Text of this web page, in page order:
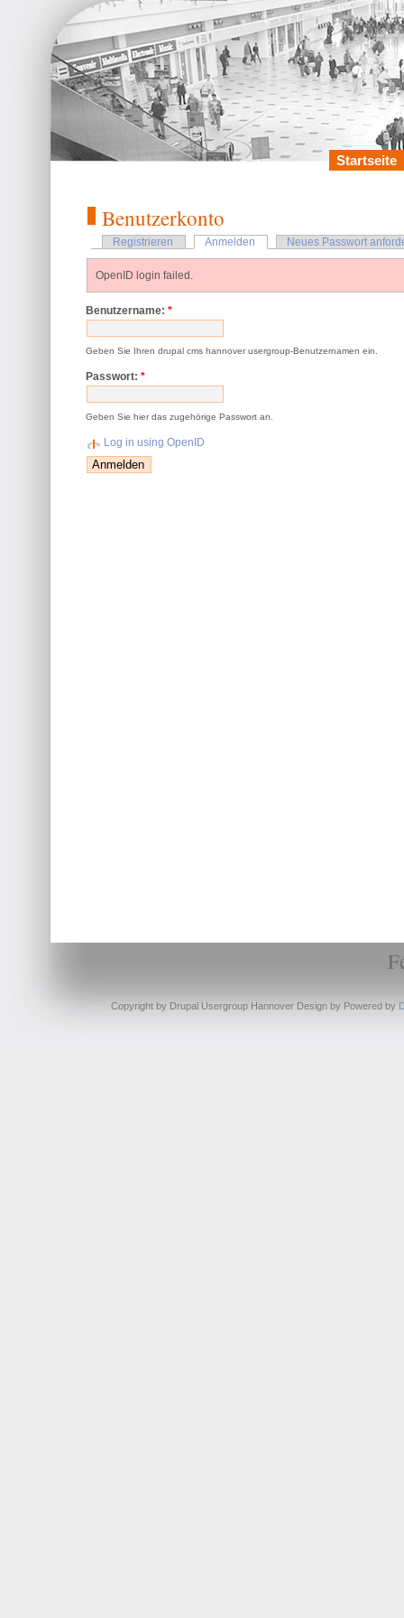
Startseite
Benutzerkonto
Registrieren Anmelden Neues Passwort
OpenID login failed.
Benutzername:*
Geben Sie Ihren drupal cms hannover usergroup-Benutzernamen ein.
Passwort:*
Geben Sie hier das zugehörige Passwort an.
Log in using OpenID
Copyright by Drupal Usergroup Hannover Design by Powered by